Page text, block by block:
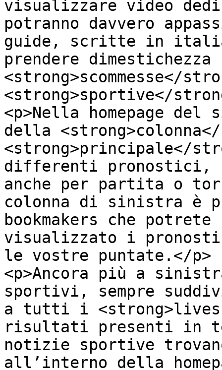
visualizzare video
potranno davvero
guide, scritte in
prendere
<strong>scommesse</
<strong>sportive</
<p>Nella homepage
della
<strong>principale</
differenti pronostici,
anche per partita o
colonna di sinistra è
bookmakers che
visualizzato i
le vostre puntate.</p>
<p>Ancora più a
sportivi, sempre
a tutti i
risultati presenti in
notizie sportive
all’interno della